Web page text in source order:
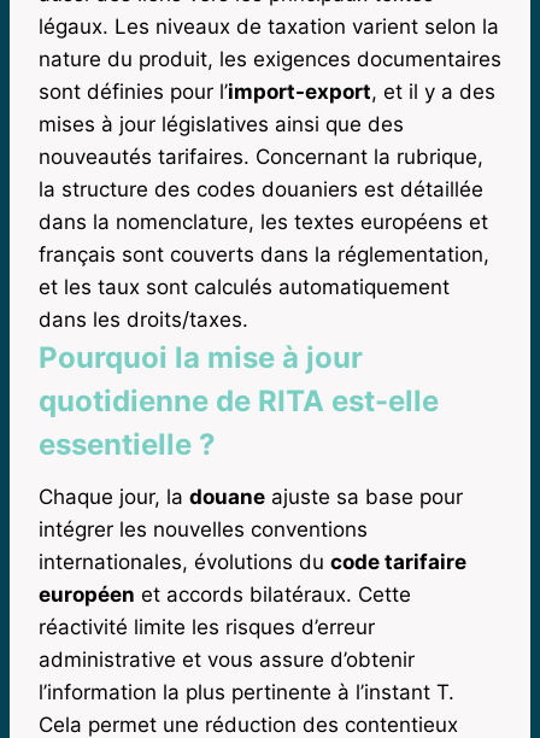
légaux. Les niveaux de taxation varient selon la
nature du produit, les exigences documentaires
sont définies pour l’import-export, et il y a des
mises à jour législatives ainsi que des
nouveautés tarifaires. Concernant la rubrique,
la structure des codes douaniers est détaillée
dans la nomenclature, les textes européens et
français sont couverts dans la réglementation,
et les taux sont calculés automatiquement
dans les droits/taxes.
Pourquoi la mise à jour
quotidienne de RITA est-elle
essentielle ?
Chaque jour, la douane ajuste sa base pour
intégrer les nouvelles conventions
internationales, évolutions du code tarifaire
européen et accords bilatéraux. Cette
réactivité limite les risques d’erreur
administrative et vous assure d’obtenir
l’information la plus pertinente à l’instant T.
Cela permet une réduction des contentieux